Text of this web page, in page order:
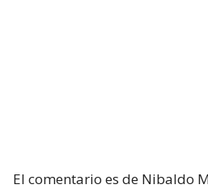
El comentario es de Nibaldo